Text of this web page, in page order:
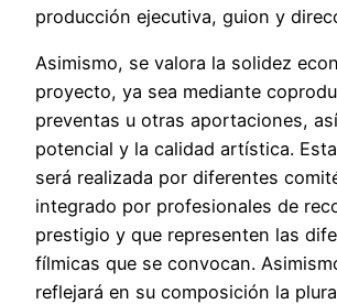
producción ejecutiva, guion y
Asimismo, se valora la solidez
proyecto, ya sea mediante
preventas u otras aportaciones,
potencial y la calidad artística.
será realizada por diferentes
integrado por profesionales de
prestigio y que representen las
fílmicas que se convocan.
reflejará en su composición la